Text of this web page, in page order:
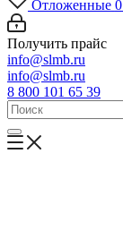
Отложенные 0
Получить прайс
info@slmb.ru
info@slmb.ru
8 800 101 65 39